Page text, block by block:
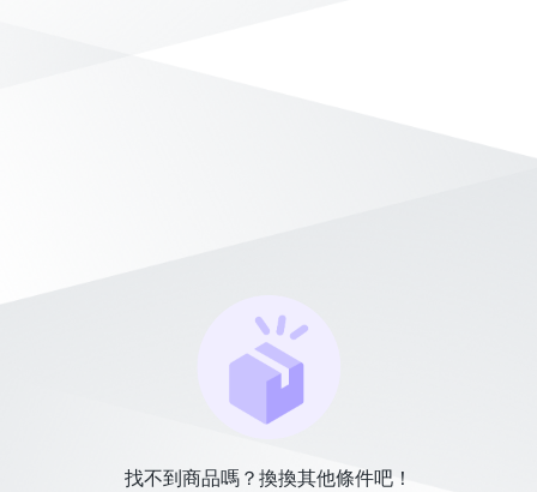
找不到商品嗎？換換其他條件吧！